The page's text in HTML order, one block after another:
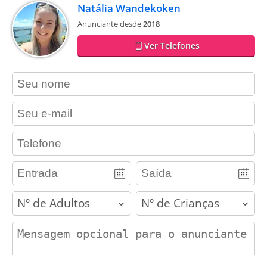
Natália Wandekoken
Anunciante desde2018
Ver Telefones
contact_name
contact_email
contact_phone
adults children
contact_message